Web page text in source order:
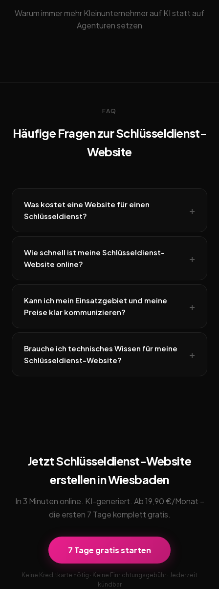
Warum immer mehr Kleinunternehmer auf KI statt auf
Agenturen setzen
FAQ
Häufige Fragen zur Schlüsseldienst-
Website
Was kostet eine Website für einen
Schlüsseldienst?
Wie schnell ist meine Schlüsseldienst-
Website online?
Kann ich mein Einsatzgebiet und meine
Preise klar kommunizieren?
Brauche ich technisches Wissen für meine
Schlüsseldienst-Website?
Jetzt Schlüsseldienst-Website
erstellen in Wiesbaden
In 3 Minuten online. KI-generiert. Ab 19,90 €/Monat –
die ersten 7 Tage komplett gratis.
7 Tage gratis starten
Keine Kreditkarte nötig · Keine Einrichtungsgebühr · Jederzeit
kündbar